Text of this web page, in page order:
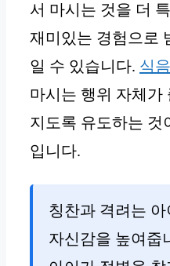
서 마시는 것을 더
재미있는 경험으로
일 수 있습니다. 식
마시는 행위 자체가
지도록 유도하는 것
입니다.
칭찬과 격려는 아
자신감을 높여줍